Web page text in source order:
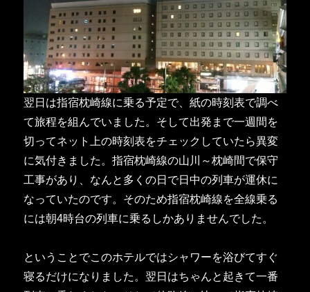
翌日は指宿枕崎線に乗る予定で、紙の時刻表で調べ
て旅程を組んでいました。そして出発まで一週間を
切ってネット上の時刻表をチェックしていたら異変
に気付きました。指宿枕崎線の山川～枕崎間で保守
工事があり、なんと多くの日で日中の列車が運休に
なっていたのです。そのため指宿枕崎線を全線乗る
には朝4時台の列車に乗るしかありませんでした。
ということでこのホテルではシャワーを浴びてすぐ
寝るだけになりました。翌日はちゃんと起きて一番